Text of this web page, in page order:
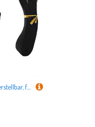
Hundegeschirr mit Schleife, verstellbar, für kleine Tiere, Rennmäuse, Kleintiere, Dekorationen